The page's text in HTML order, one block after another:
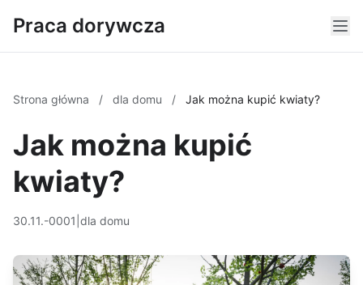
Praca dorywcza
Strona główna / dla domu / Jak można kupić kwiaty?
Jak można kupić
kwiaty?
30.11.-0001 dla domu